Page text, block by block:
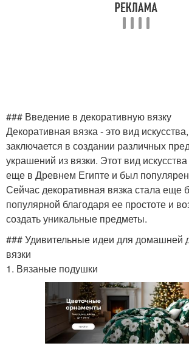
### Введение в декоративную вязку
Декоративная вязка - это вид
заключается в создании различных
украшений из вязки. Этот вид
еще в Древнем Египте и был
Сейчас декоративная вязка стала еще
популярной благодаря ее простоте и
создать уникальные предметы.
### Удивительные идеи для домашней
вязки
1. Вязаные подушки